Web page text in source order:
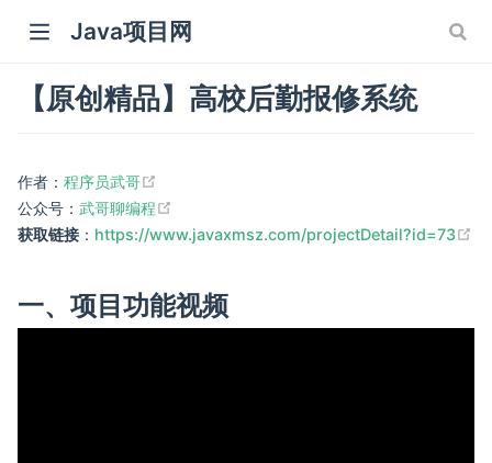
Java项目网
【原创精品】高校后勤报修系统
作者： 程序员武哥
公众号： 武哥聊编程
获取链接 ： https://www.javaxmsz.com/projectDetail?id=73
一、项目功能视频